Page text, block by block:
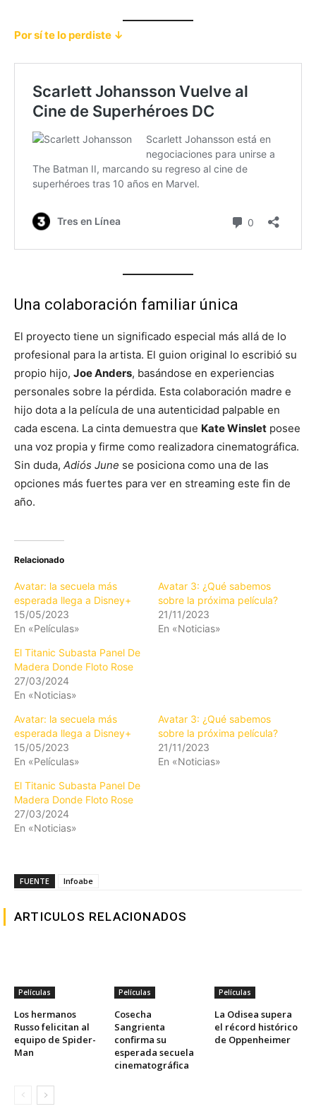
Por sí te lo perdiste ↓
Una colaboración familiar única
El proyecto tiene un significado especial más allá de lo
profesional para la artista. El guion original lo escribió su
propio hijo, Joe Anders, basándose en experiencias
personales sobre la pérdida. Esta colaboración madre e
hijo dota a la película de una autenticidad palpable en
cada escena. La cinta demuestra que Kate Winslet posee
una voz propia y firme como realizadora cinematográfica.
Sin duda, Adiós June se posiciona como una de las
opciones más fuertes para ver en streaming este fin de
año.
Relacionado
Avatar: la secuela más
esperada llega a Disney+
15/05/2023
En «Películas»
Avatar 3: ¿Qué sabemos
sobre la próxima película?
21/11/2023
En «Noticias»
El Titanic Subasta Panel De
Madera Donde Floto Rose
27/03/2024
En «Noticias»
Avatar: la secuela más
esperada llega a Disney+
15/05/2023
En «Películas»
Avatar 3: ¿Qué sabemos
sobre la próxima película?
21/11/2023
En «Noticias»
El Titanic Subasta Panel De
Madera Donde Floto Rose
27/03/2024
En «Noticias»
FUENTE Infoabe
ARTICULOS RELACIONADOS
Películas
Los hermanos
Russo felicitan al
equipo de Spider-
Man
Películas
Cosecha
Sangrienta
confirma su
esperada secuela
cinematográfica
Películas
La Odisea supera
el récord histórico
de Oppenheimer